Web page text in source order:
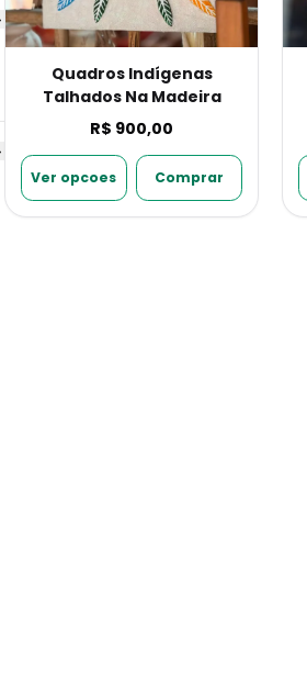
Quadros Indígenas
Talhados Na Madeira
R$ 900,00
Ver opcoes Comprar